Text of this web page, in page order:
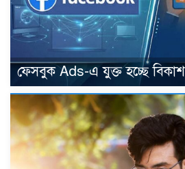
ফেসবুক Ads-এ যুক্ত হচ্ছে বিকাশ